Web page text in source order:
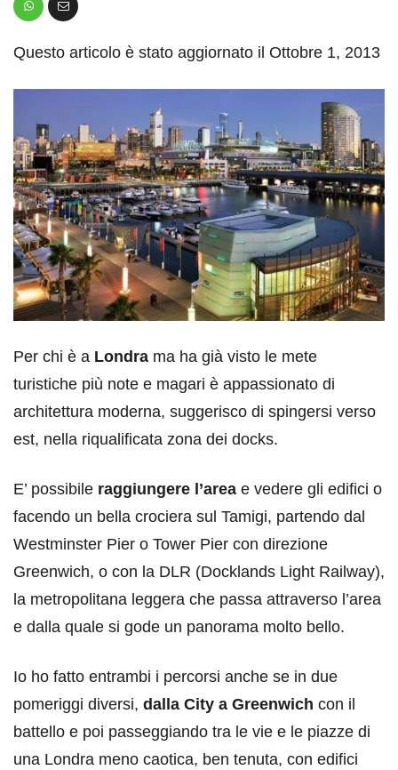
Questo articolo è stato aggiornato il Ottobre 1, 2013
Per chi è a Londra ma ha già visto le mete
turistiche più note e magari è appassionato di
architettura moderna, suggerisco di spingersi verso
est, nella riqualificata zona dei docks.
E’ possibile raggiungere l’area e vedere gli edifici o
facendo un bella crociera sul Tamigi, partendo dal
Westminster Pier o Tower Pier con direzione
Greenwich, o con la DLR (Docklands Light Railway),
la metropolitana leggera che passa attraverso l’area
e dalla quale si gode un panorama molto bello.
Io ho fatto entrambi i percorsi anche se in due
pomeriggi diversi, dalla City a Greenwich con il
battello e poi passeggiando tra le vie e le piazze di
una Londra meno caotica, ben tenuta, con edifici